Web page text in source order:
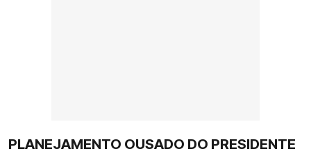
PLANEJAMENTO OUSADO DO PRESIDENTE